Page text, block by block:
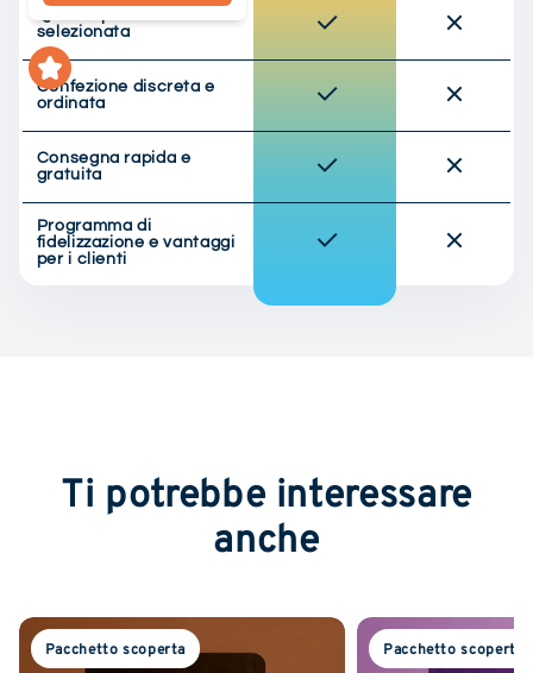
selezionata
Confezione discreta e
ordinata
Consegna rapida e
gratuita
Programma di
fidelizzazione e vantaggi
per i clienti
Ti potrebbe interessare
anche
Pacchetto scoperta Pacchetto scoperta